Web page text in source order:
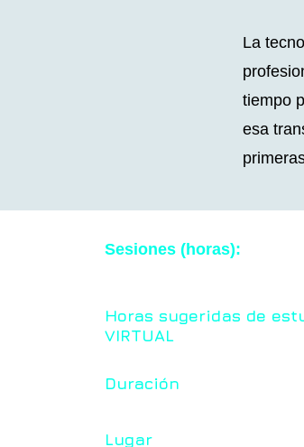
La
tiempo
esa
Sesiones (horas):
Horas sugeridas de
VIRTUAL
Duración
Lugar